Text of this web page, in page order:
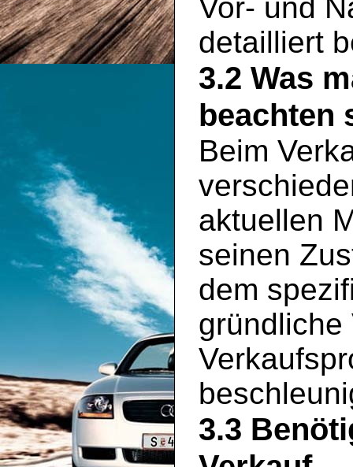
Vor- und
detailliert
3.2 Was
beachten
Beim
aktuellen
seinen
dem
gründliche
3.3